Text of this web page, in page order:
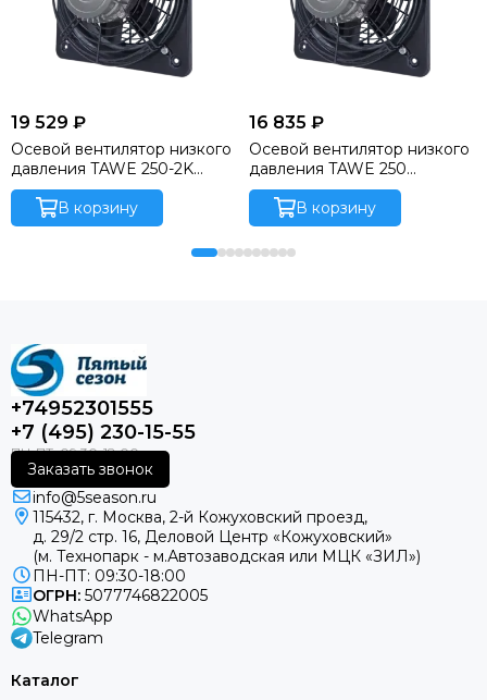
19 529 ₽
Осевой вентилятор низкого
давления TAWE 250-2K
(Sysimple)
В корзину
16 835 ₽
Осевой вентилятор низкого
давления TAWE 250
(Sysimple)
В корзину
+74952301555
+7 (495) 230-15-55
Заказать звонок
info@5season.ru
115432, г. Москва, 2-й Кожуховский проезд,
д. 29/2 стр. 16, Деловой Центр «Кожуховский»
(м. Технопарк - м.Автозаводская или МЦК «ЗИЛ»)
ПН-ПТ: 09:30-18:00
ОГРН: 5077746822005
WhatsApp
Telegram
Каталог